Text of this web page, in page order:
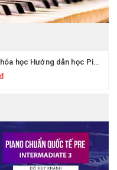
Khóa học Hướng dẫn học Piano chuẩn Quốc tế - InterMadiate 5